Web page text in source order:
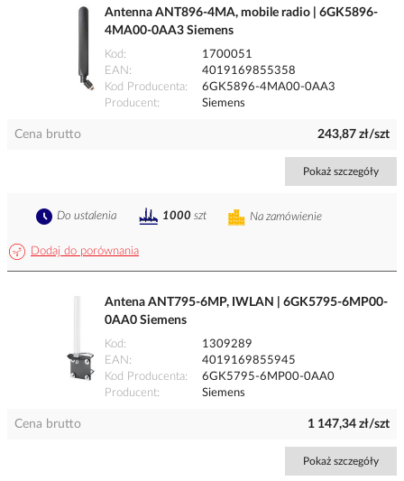
Antenna ANT896-4MA, mobile radio | 6GK5896-
4MA00-0AA3 Siemens
Kod
1700051
EAN
4019169855358
Kod Producenta
6GK5896-4MA00-0AA3
Producent
Siemens
Cena brutto 243,87 zł/szt
Pokaż szczegóły
Dodaj do porównania
Na zamówienie
Do ustalenia 1000 szt
Antena ANT795-6MP, IWLAN | 6GK5795-6MP00-
0AA0 Siemens
Kod
1309289
EAN
4019169855945
Kod Producenta
6GK5795-6MP00-0AA0
Producent
Siemens
Cena brutto 1 147,34 zł/szt
Pokaż szczegóły